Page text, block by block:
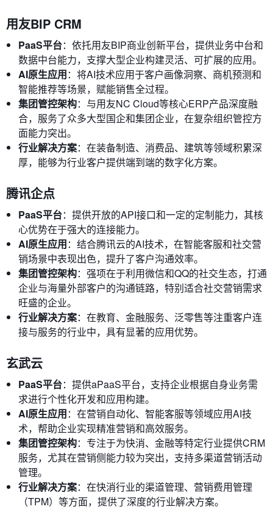
用友BIP CRM
PaaS平台：依托用友BIP商业创新平台，提供业务中台和
数据中台能力，支撑大型企业构建灵活、可扩展的应用。
AI原生应用：将AI技术应用于客户画像洞察、商机预测和
智能推荐等场景，赋能销售全过程。
集团管控架构：与用友NC Cloud等核心ERP产品深度融
合，服务了众多大型国企和集团企业，在复杂组织管控方
面能力突出。
行业解决方案：在装备制造、消费品、建筑等领域积累深
厚，能够为行业客户提供端到端的数字化方案。
腾讯企点
PaaS平台：提供开放的API接口和一定的定制能力，其核
心优势在于强大的连接能力。
AI原生应用：结合腾讯云的AI技术，在智能客服和社交营
销场景中表现出色，提升了客户沟通效率。
集团管控架构：强项在于利用微信和QQ的社交生态，打通
企业与海量外部客户的沟通链路，特别适合社交营销需求
旺盛的企业。
行业解决方案：在教育、金融服务、泛零售等注重客户连
接与服务的行业中，具有显著的应用优势。
玄武云
PaaS平台：提供aPaaS平台，支持企业根据自身业务需
求进行个性化开发和应用构建。
AI原生应用：在营销自动化、智能客服等领域应用AI技
术，帮助企业实现精准营销和高效服务。
集团管控架构：专注于为快消、金融等特定行业提供CRM
服务，尤其在营销侧能力较为突出，支持多渠道营销活动
管理。
行业解决方案：在快消行业的渠道管理、营销费用管理
（TPM）等方面，提供了深度的行业解决方案。